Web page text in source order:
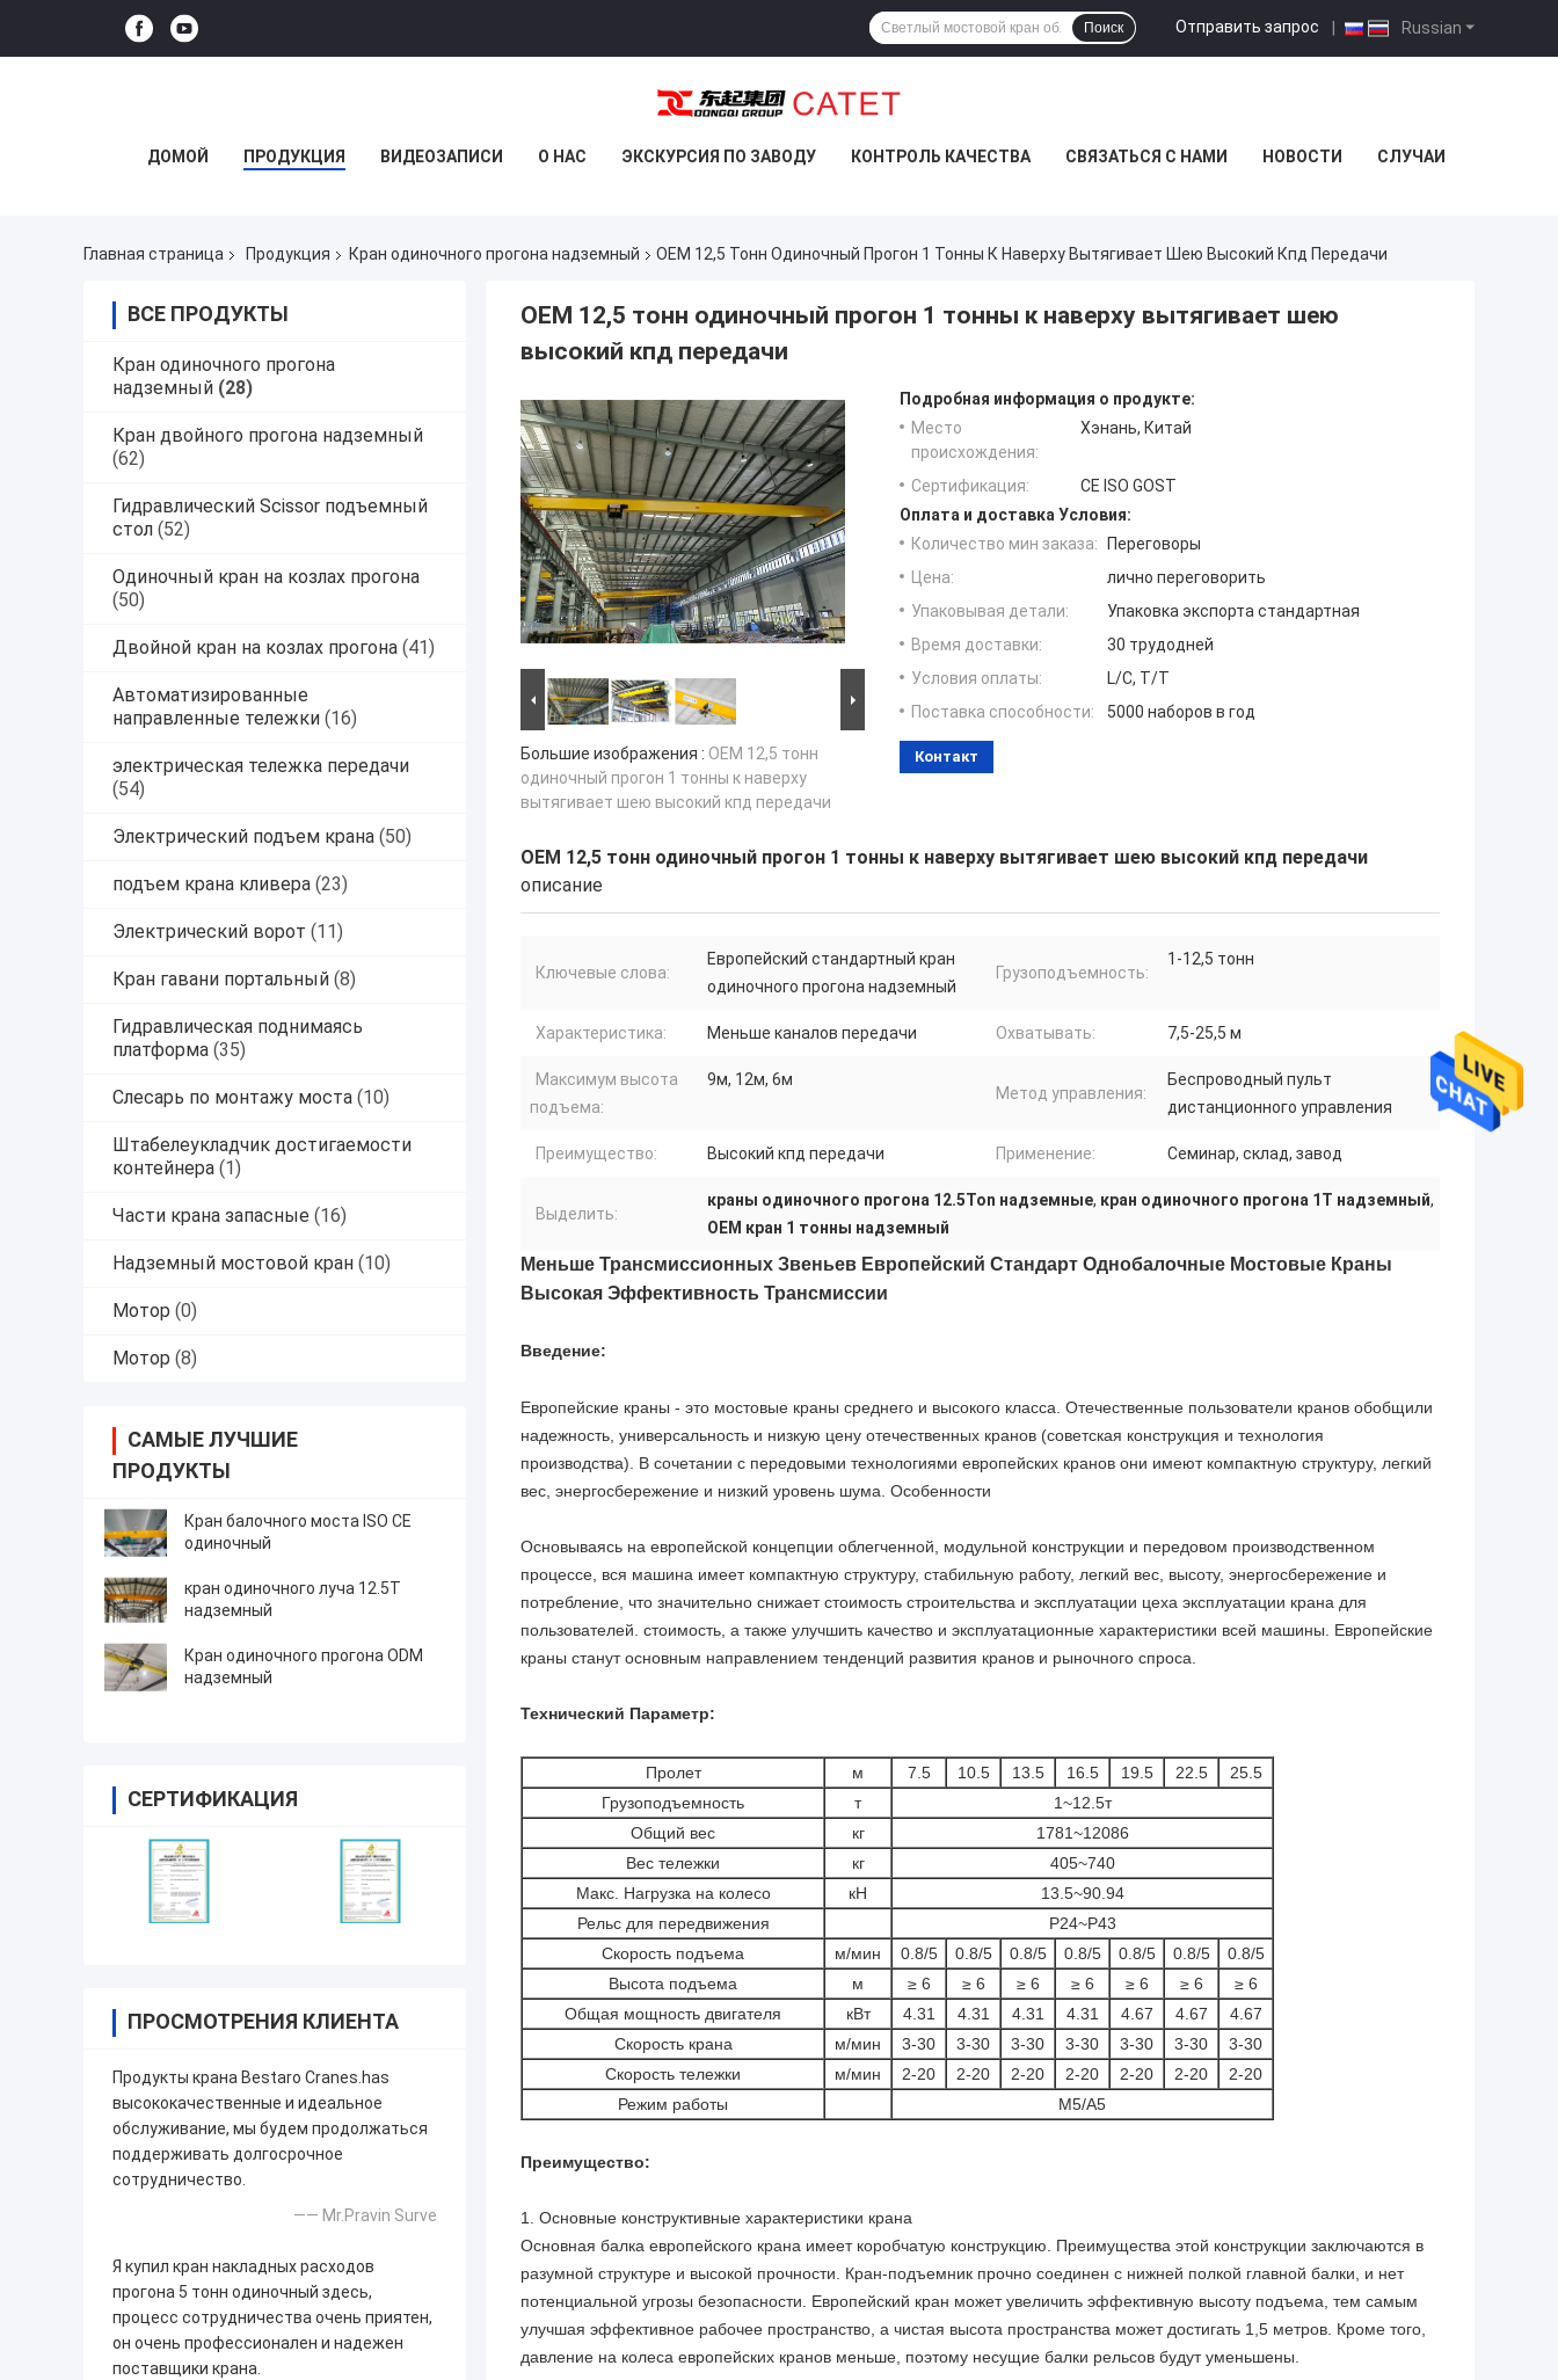
Russian
Отправить запрос |
Поиск
ДОМОЙ ПРОДУКЦИЯ ВИДЕОЗАПИСИ О НАС ЭКСКУРСИЯ ПО ЗАВОДУ КОНТРОЛЬ КАЧЕСТВА СВЯЗАТЬСЯ С НАМИ НОВОСТИ СЛУЧАИ
Главная страница Продукция Кран одиночного прогона надземный OEM 12,5 Тонн Одиночный Прогон 1 Тонны К Наверху Вытягивает Шею Высокий Кпд Передачи
ВСЕ ПРОДУКТЫ
Кран одиночного прогона
надземный (28)
Кран двойного прогона надземный
(62)
Гидравлический Scissor подъемный
стол (52)
Одиночный кран на козлах прогона
(50)
Двойной кран на козлах прогона (41)
Автоматизированные
направленные тележки (16)
электрическая тележка передачи
(54)
Электрический подъем крана (50)
подъем крана кливера (23)
Электрический ворот (11)
Кран гавани портальный (8)
Гидравлическая поднимаясь
платформа (35)
Слесарь по монтажу моста (10)
Штабелеукладчик достигаемости
контейнера (1)
Части крана запасные (16)
Надземный мостовой кран (10)
Мотор (0)
Мотор (8)
САМЫЕ ЛУЧШИЕ
ПРОДУКТЫ
Кран балочного моста ISO CE
одиночный
кран одиночного луча 12.5T
надземный
Кран одиночного прогона ODM
надземный
СЕРТИФИКАЦИЯ
ПРОСМОТРЕНИЯ КЛИЕНТА
Продукты крана Bestaro Cranes.has
высококачественные и идеальное
обслуживание, мы будем продолжаться
поддерживать долгосрочное
сотрудничество.
—— Mr.Pravin Surve
Я купил кран накладных расходов
прогона 5 тонн одиночный здесь,
процесс сотрудничества очень приятен,
он очень профессионален и надежен
поставщики крана.
OEM 12,5 тонн одиночный прогон 1 тонны к наверху вытягивает шею
высокий кпд передачи
Большие изображения : OEM 12,5 тонн
одиночный прогон 1 тонны к наверху
вытягивает шею высокий кпд передачи
Подробная информация о продукте:
Место
происхождения:
Хэнань, Китай
Сертификация:
CE ISO GOST
Оплата и доставка Условия:
Количество мин заказа:
Переговоры
Цена:
лично переговорить
Упаковывая детали:
Упаковка экспорта стандартная
Время доставки:
30 трудодней
Условия оплаты:
L/C, T/T
Поставка способности:
5000 наборов в год
Контакт
OEM 12,5 тонн одиночный прогон 1 тонны к наверху вытягивает шею высокий кпд передачи
описание
Ключевые слова:
Европейский стандартный кран
одиночного прогона надземный
Грузоподъемность:
1-12,5 тонн
Характеристика: Меньше каналов передачи Охватывать: 7,5-25,5 м
Максимум высота
подъема:
9м, 12м, 6м
Метод управления:
Беспроводный пульт
дистанционного управления
Преимущество: Высокий кпд передачи Применение: Семинар, склад, завод
Выделить:
краны одиночного прогона 12.5Ton надземные, кран одиночного прогона 1T надземный,
OEM кран 1 тонны надземный
Меньше Трансмиссионных Звеньев Европейский Стандарт Однобалочные Мостовые Краны
Высокая Эффективность Трансмиссии
Введение:
Европейские краны - это мостовые краны среднего и высокого класса. Отечественные пользователи кранов обобщили
надежность, универсальность и низкую цену отечественных кранов (советская конструкция и технология
производства). В сочетании с передовыми технологиями европейских кранов они имеют компактную структуру, легкий
вес, энергосбережение и низкий уровень шума. Особенности
Основываясь на европейской концепции облегченной, модульной конструкции и передовом производственном
процессе, вся машина имеет компактную структуру, стабильную работу, легкий вес, высоту, энергосбережение и
потребление, что значительно снижает стоимость строительства и эксплуатации цеха эксплуатации крана для
пользователей. стоимость, а также улучшить качество и эксплуатационные характеристики всей машины. Европейские
краны станут основным направлением тенденций развития кранов и рыночного спроса.
Технический Параметр:
Пролет м 7.5 10.5 13.5 16.5 19.5 22.5
25.5
Грузоподъемность
т
1~12.5т
Общий вес
кг
1781~12086
Вес тележки
кг
405~740
Макс. Нагрузка на колесо
кН
13.5~90.94
Рельс для передвижения
P24~P43
Скорость подъема
м/мин 0.8/5 0.8/5 0.8/5 0.8/5 0.8/5 0.8/5
0.8/5
Высота подъема
м ≥ 6 ≥ 6 ≥ 6 ≥ 6 ≥ 6 ≥ 6
≥ 6
Общая мощность двигателя
кВт 4.31 4.31 4.31 4.31 4.67 4.67
4.67
Скорость крана
м/мин 3-30 3-30 3-30 3-30 3-30 3-30
3-30
Скорость тележки
м/мин 2-20 2-20 2-20 2-20 2-20 2-20
2-20
Режим работы
M5/A5
Преимущество:
1. Основные конструктивные характеристики крана
Основная балка европейского крана имеет коробчатую конструкцию. Преимущества этой конструкции заключаются в
разумной структуре и высокой прочности. Кран-подъемник прочно соединен с нижней полкой главной балки, и нет
потенциальной угрозы безопасности. Европейский кран может увеличить эффективную высоту подъема, тем самым
улучшая эффективное рабочее пространство, а чистая высота пространства может достигать 1,5 метров. Кроме того,
давление на колеса европейских кранов меньше, поэтому несущие балки рельсов будут уменьшены.